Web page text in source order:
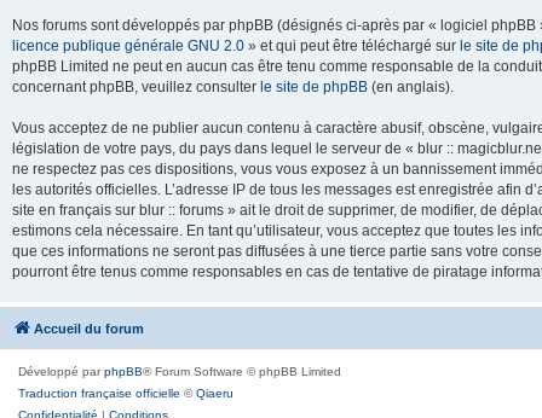
Nos forums sont développés par phpBB (désignés ci-après par « logiciel
licence publique générale GNU 2.0 » et qui peut être téléchargé sur le site de
phpBB Limited ne peut en aucun cas être tenu comme responsable de la
concernant phpBB, veuillez consulter le site de phpBB (en anglais).
Vous acceptez de ne publier aucun contenu à caractère abusif, obscène,
législation de votre pays, du pays dans lequel le serveur de « blur ::
ne respectez pas ces dispositions, vous vous exposez à un bannissement
les autorités officielles. L’adresse IP de tous les messages est enregistrée afin
site en français sur blur :: forums » ait le droit de supprimer, de modifier, de
estimons cela nécessaire. En tant qu’utilisateur, vous acceptez que toutes les
que ces informations ne seront pas diffusées à une tierce partie sans votre
pourront être tenus comme responsables en cas de tentative de piratage
Accueil du forum
Développé parphpBB® Forum Software © phpBB Limited
Traduction française officielle ©Qiaeru
Confidentialité | Conditions